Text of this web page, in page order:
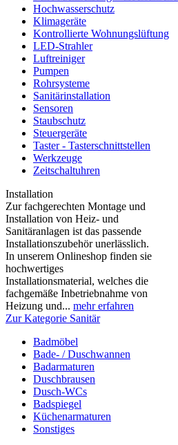
Hochwasserschutz
Klimageräte
Kontrollierte Wohnungslüftung
LED-Strahler
Luftreiniger
Pumpen
Rohrsysteme
Sanitärinstallation
Sensoren
Staubschutz
Steuergeräte
Taster - Tasterschnittstellen
Werkzeuge
Zeitschaltuhren
Installation
Zur fachgerechten Montage und
Installation von Heiz- und
Sanitäranlagen ist das passende
Installationszubehör unerlässlich.
In unserem Onlineshop finden sie
hochwertiges
Installationsmaterial, welches die
fachgemäße Inbetriebnahme von
Heizung und... mehr erfahren
Zur Kategorie Sanitär
Badmöbel
Bade- / Duschwannen
Badarmaturen
Duschbrausen
Dusch-WCs
Badspiegel
Küchenarmaturen
Sonstiges